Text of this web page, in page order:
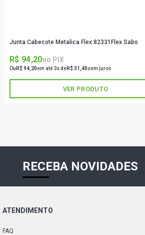
Junta Cabecote Metalica Flex 82331Flex Sabo
R$ 94,20no PIX
Ou R$ 94,20em até 3x deR$ 31,40sem juros
VER PRODUTO
RECEBA NOVIDADES
ATENDIMENTO
FAQ